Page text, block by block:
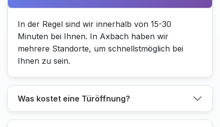
In der Regel sind wir innerhalb von 15-30
Minuten bei Ihnen. In Axbach haben wir
mehrere Standorte, um schnellstmöglich bei
Ihnen zu sein.
Was kostet eine Türöffnung?